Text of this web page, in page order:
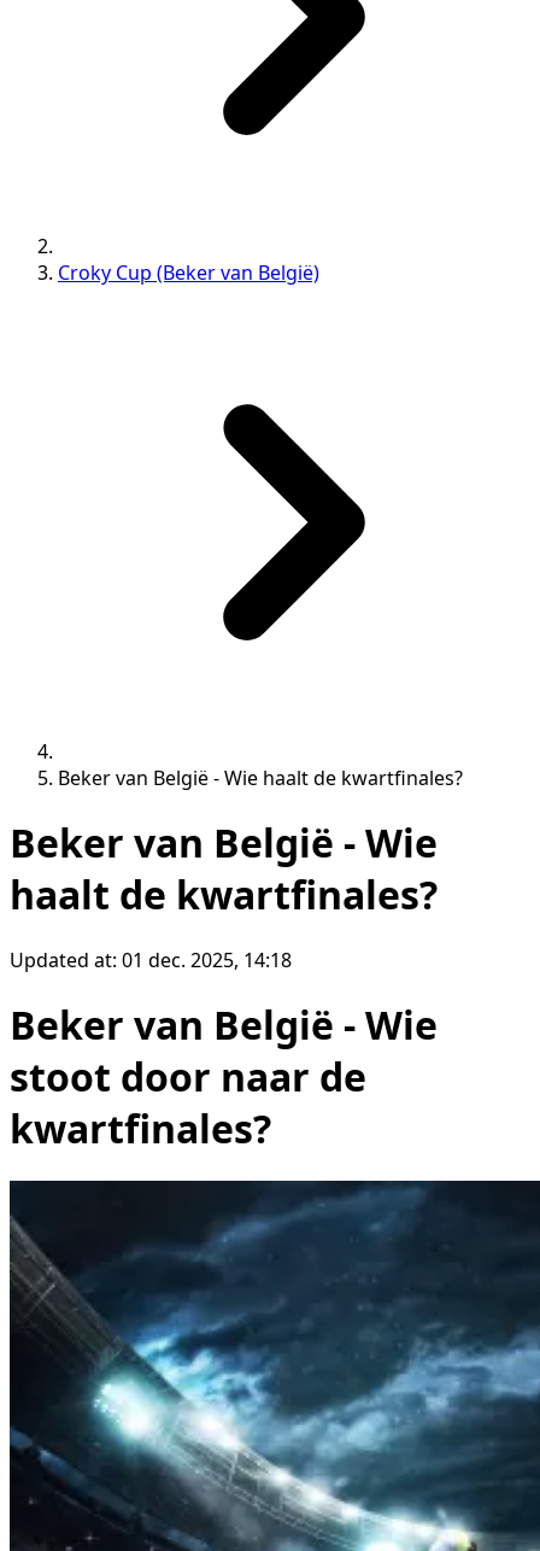
Croky Cup (Beker van België)
Beker van België - Wie haalt de kwartfinales?
Beker van België - Wie
haalt de kwartfinales?
Updated at: 01 dec. 2025, 14:18
Beker van België - Wie
stoot door naar de
kwartfinales?